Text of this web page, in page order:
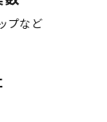
プなど